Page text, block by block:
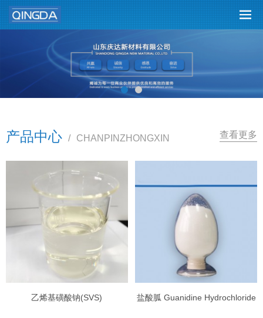
产品中心 / CHANPINZHONGXIN 查看更多
乙烯基磺酸钠(SVS) 盐酸胍 Guanidine Hydrochloride